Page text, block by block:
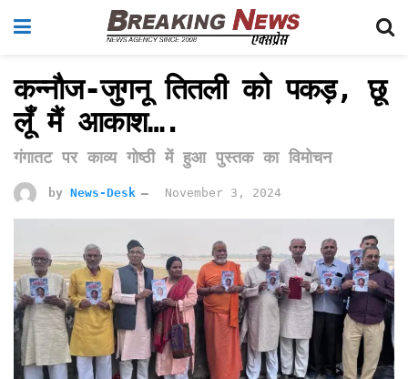
कन्नौज-जुगनू तितली को पकड़, छू
लूँ मैं आकाश….
गंगातट पर काव्य गोष्ठी में हुआ पुस्तक का विमोचन
by News-Desk November 3, 2024